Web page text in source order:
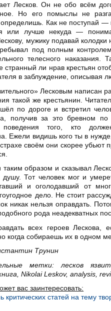
Лесков. Он не обо всём
Но его помыслы не
определишь. Как не поступай
или лучше некуда —
мужику подавай колодки
под полным
телесного
странный ли нрав крестьян
в заблуждение, описывая
Лесковым написан
такой же крестьянин.
по дороге и встретил
получив за это бревном
поведения того, кто
Ежели видишь кого ты в
своём они скорее убьют
таким образом и сказывал
душу. Тот человек мог и
и оголодавший от
дело. Не стоит
никак нельзя оправдать.
рода неадекватных
всех героев Лескова,
когда собираешь их в одном
Трунин
метки: лесков
Nikolai Leskov, analysis,
вас заинтересовать:
критических статей на тему